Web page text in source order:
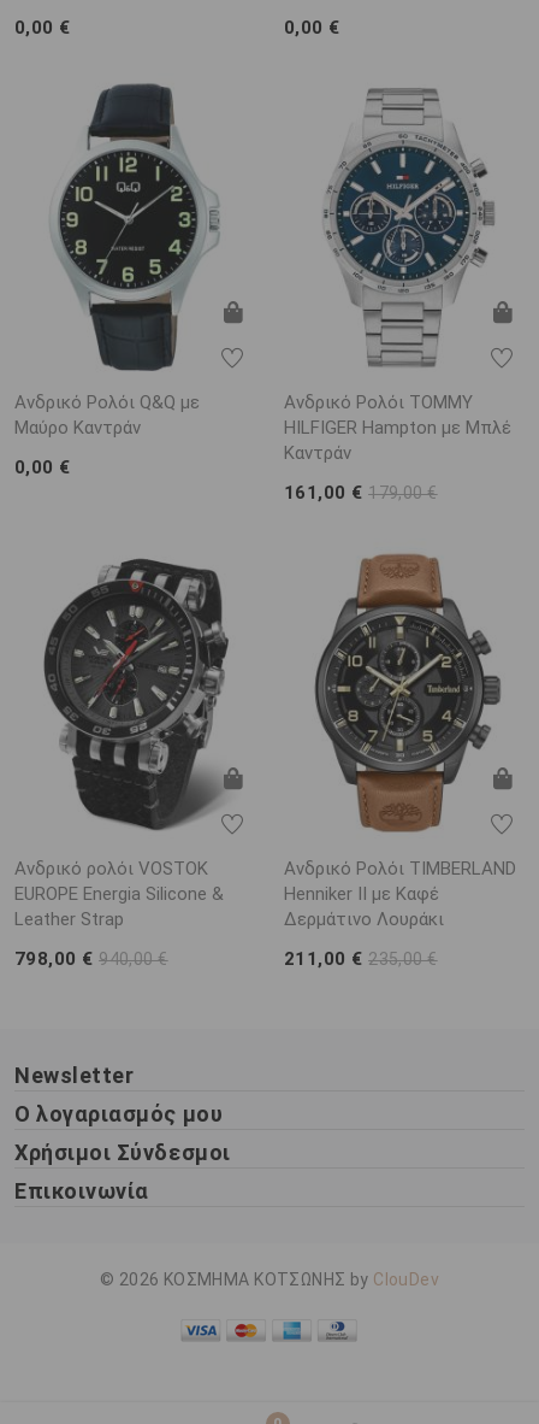
0,00 €
0,00 €
Ανδρικό Ρολόι Q&Q με
Μαύρο Καντράν
0,00 €
Ανδρικό Ρολόι TOMMY
HILFIGER Hampton με Μπλέ
Καντράν
161,00 €179,00 €
Ανδρικό ρολόι VOSTOK
EUROPE Energia Silicone &
Leather Strap
798,00 €940,00 €
Ανδρικό Ρολόι TIMBERLAND
Henniker II με Καφέ
Δερμάτινο Λουράκι
211,00 €235,00 €
Newsletter
Ο λογαριασμός μου
Χρήσιμοι Σύνδεσμοι
Επικοινωνία
© 2026 ΚΟΣΜΗΜΑ ΚΟΤΣΩΝΗΣ by ClouDev